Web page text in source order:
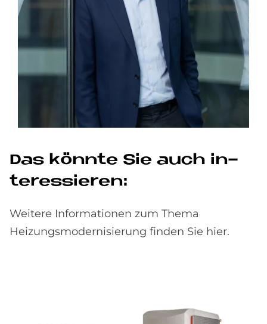
Das könn­te Sie auch in­
ter­es­sie­ren:
Weitere Informationen zum Thema
Heizungsmodernisierung finden Sie hier.